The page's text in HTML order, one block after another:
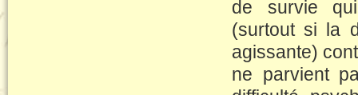
de survie
(surtout si la
agissante)
ne parvient